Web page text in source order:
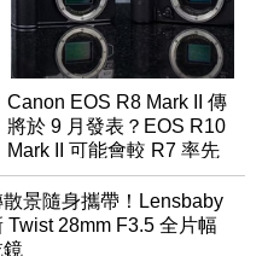
Canon EOS R8 Mark II 傳
將於 9 月發表？EOS R10
Mark II 可能會較 R7 率先
推出
景隨身攜帶！Lensbaby
Twist 28mm F3.5 全片幅
鏡